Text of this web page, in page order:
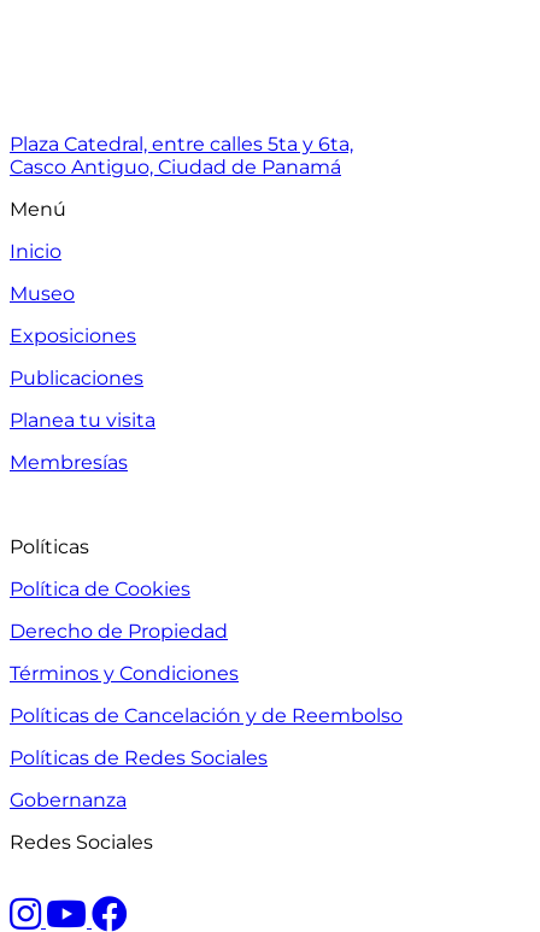
Plaza Catedral, entre calles 5ta y 6ta,
Casco Antiguo, Ciudad de Panamá
Menú
Inicio
Museo
Exposiciones
Publicaciones
Planea tu visita
Membresías
Políticas
Política de Cookies
Derecho de Propiedad
Términos y Condiciones
Políticas de Cancelación y de Reembolso
Políticas de Redes Sociales
Gobernanza
Redes Sociales